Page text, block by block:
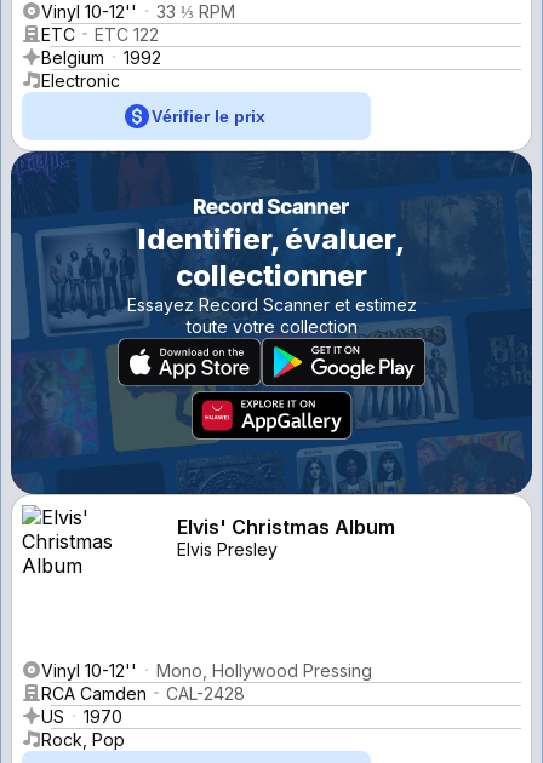
Vinyl 10-12''
33 ⅓ RPM
ETC
ETC 122
Belgium
1992
Electronic
Vérifier le prix
Identifier, évaluer,
collectionner
Essayez Record Scanner et estimez
toute votre collection
Elvis' Christmas Album
Elvis Presley
Vinyl 10-12''
Mono, Hollywood Pressing
RCA Camden
CAL-2428
US
1970
Rock, Pop